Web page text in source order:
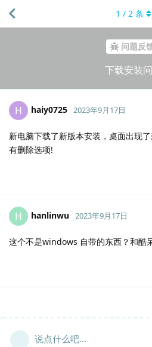
问题反
下载安装
1 / 2 条
H haiy0725 2023年9月17日
新电脑下载了新版本安装，桌面出现
有删除选项!
H hanlinwu 2023年9月17日
这个不是windows 自带的东西？和酷
说点什么吧...